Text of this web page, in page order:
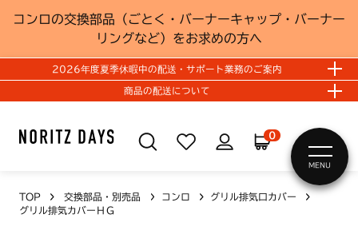
コンロの交換部品（ごとく・バーナーキャップ・バーナー
リングなど）をお求めの方へ
2026年度夏季休暇中の配送・サポート業務のご案内
商品の配送について
0
MENU
TOP 交換部品・別売品 コンロ
グリル排気口カバー
グリル排気カバーＨＧ